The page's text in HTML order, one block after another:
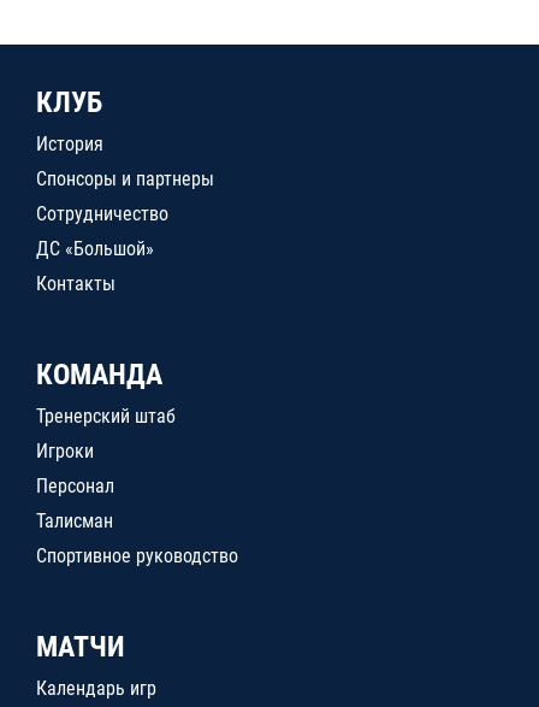
КЛУБ
История
Спонсоры и партнеры
Сотрудничество
ДС «Большой»
Контакты
КОМАНДА
Тренерский штаб
Игроки
Персонал
Талисман
Спортивное руководство
МАТЧИ
Календарь игр